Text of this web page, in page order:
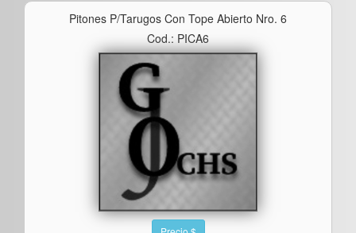
Pitones P/tarugos Con Tope Abierto Nro. 6
Cod.: PICA6